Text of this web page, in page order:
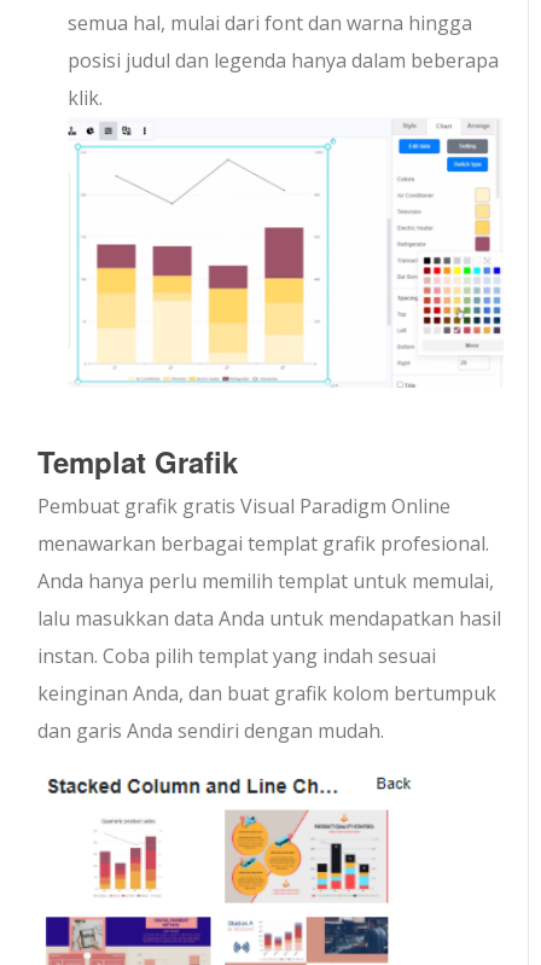
semua hal, mulai dari font dan warna hingga
posisi judul dan legenda hanya dalam beberapa
klik.
Templat Grafik
Pembuat grafik gratis Visual Paradigm Online
menawarkan berbagai templat grafik profesional.
Anda hanya perlu memilih templat untuk memulai,
lalu masukkan data Anda untuk mendapatkan hasil
instan. Coba pilih templat yang indah sesuai
keinginan Anda, dan buat grafik kolom bertumpuk
dan garis Anda sendiri dengan mudah.